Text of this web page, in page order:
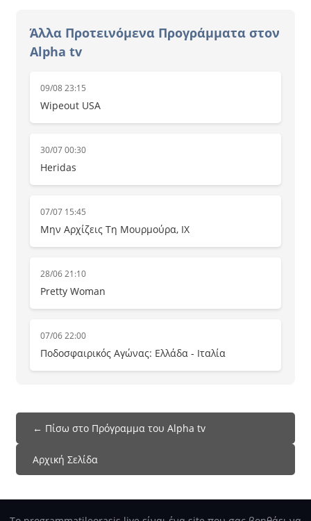
Άλλα Προτεινόμενα Προγράμματα στον
Alpha tv
09/08 23:15
Wipeout USA
30/07 00:30
Heridas
07/07 15:45
Μην Αρχίζεις Τη Μουρμούρα, IX
28/06 21:10
Pretty Woman
07/06 22:00
Ποδοσφαιρικός Αγώνας: Ελλάδα - Ιταλία
← Πίσω στο Πρόγραμμα του Alpha tv
Αρχική Σελίδα